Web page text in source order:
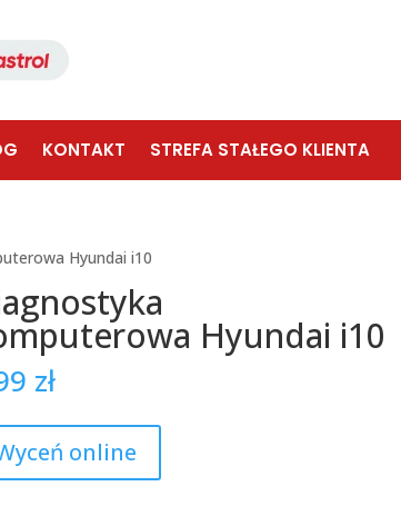
KONTAKT STREFA STAŁEGO KLIENTA
Hyundai i10
Hyundai i10
zł
online